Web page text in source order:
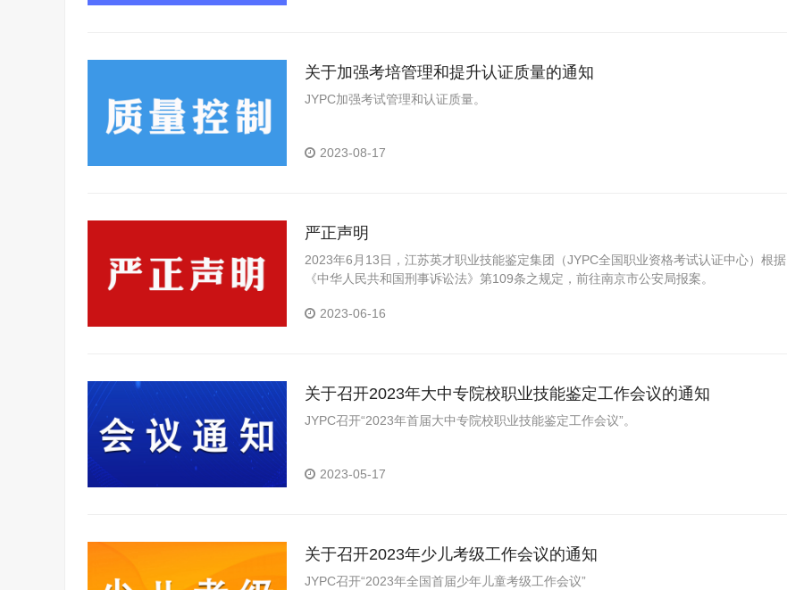
关于加强考培管理和提升认证质量的通知
JYPC加强考试管理和认证质量。
2023-08-17
严正声明
2023年6月13日，江苏英才职业技能鉴定集团（JYPC全国职业资格考试认证中心）根据
《中华人民共和国刑事诉讼法》第109条之规定，前往南京市公安局报案。
2023-06-16
关于召开2023年大中专院校职业技能鉴定工作会议的通知
JYPC召开“2023年首届大中专院校职业技能鉴定工作会议”。
2023-05-17
关于召开2023年少儿考级工作会议的通知
JYPC召开“2023年全国首届少年儿童考级工作会议”